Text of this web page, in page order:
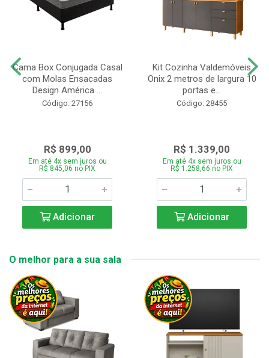
Cama Box Conjugada Casal
com Molas Ensacadas
Design América ...
Código: 27156
R$ 899,00
Em até 4x sem juros ou
R$ 845,06 no PIX
Adicionar
Kit Cozinha Valdemóveis
Onix 2 metros de largura 10
portas e...
Código: 28455
R$ 1.339,00
Em até 4x sem juros ou
R$ 1.258,66 no PIX
Adicionar
O melhor para a sua sala